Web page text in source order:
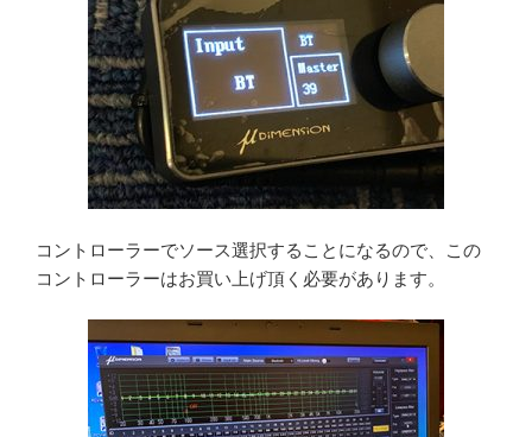
コントローラーでソース選択することになるので、この
コントローラーはお買い上げ頂く必要があります。